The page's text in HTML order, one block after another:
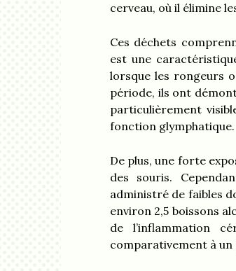
cerveau, où il élimine
Ces déchets
est une
lorsque les rongeurs
période, ils ont
particulièrement
fonction glymphatique.
De plus, une forte
des souris.
administré de faibles
environ 2,5 boissons
de l’inflammation
comparativement à un